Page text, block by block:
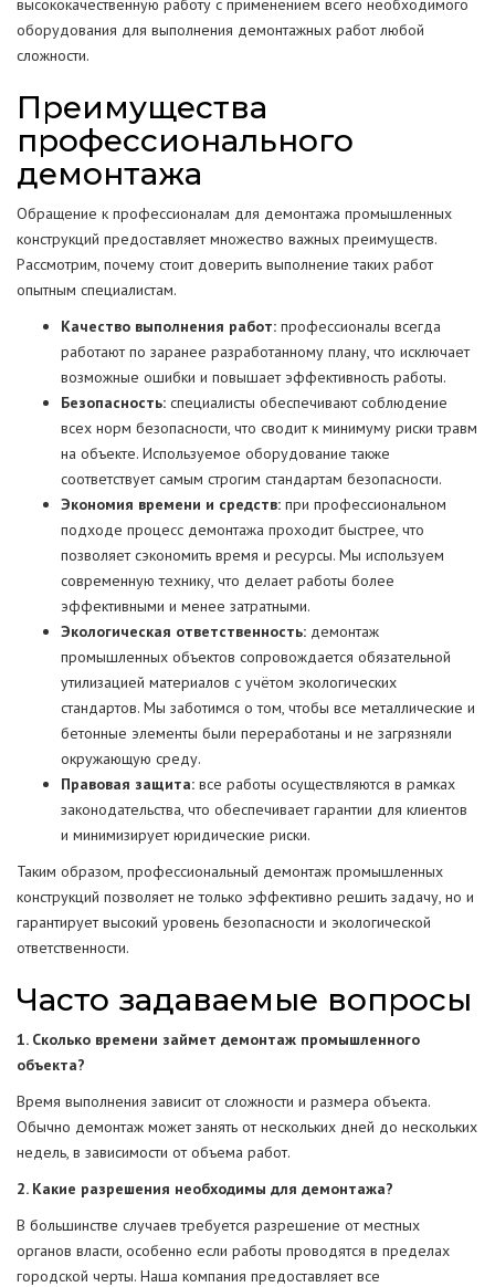
высококачественную работу с применением всего необходимого
оборудования для выполнения демонтажных работ любой
сложности.
Преимущества
профессионального
демонтажа
Обращение к профессионалам для демонтажа промышленных
конструкций предоставляет множество важных преимуществ.
Рассмотрим, почему стоит доверить выполнение таких работ
опытным специалистам.
Качество выполнения работ: профессионалы всегда
работают по заранее разработанному плану, что исключает
возможные ошибки и повышает эффективность работы.
Безопасность: специалисты обеспечивают соблюдение
всех норм безопасности, что сводит к минимуму риски травм
на объекте. Используемое оборудование также
соответствует самым строгим стандартам безопасности.
Экономия времени и средств: при профессиональном
подходе процесс демонтажа проходит быстрее, что
позволяет сэкономить время и ресурсы. Мы используем
современную технику, что делает работы более
эффективными и менее затратными.
Экологическая ответственность: демонтаж
промышленных объектов сопровождается обязательной
утилизацией материалов с учётом экологических
стандартов. Мы заботимся о том, чтобы все металлические и
бетонные элементы были переработаны и не загрязняли
окружающую среду.
Правовая защита: все работы осуществляются в рамках
законодательства, что обеспечивает гарантии для клиентов
и минимизирует юридические риски.
Таким образом, профессиональный демонтаж промышленных
конструкций позволяет не только эффективно решить задачу, но и
гарантирует высокий уровень безопасности и экологической
ответственности.
Часто задаваемые вопросы
1. Сколько времени займет демонтаж промышленного
объекта?
Время выполнения зависит от сложности и размера объекта.
Обычно демонтаж может занять от нескольких дней до нескольких
недель, в зависимости от объема работ.
2. Какие разрешения необходимы для демонтажа?
В большинстве случаев требуется разрешение от местных
органов власти, особенно если работы проводятся в пределах
городской черты. Наша компания предоставляет все